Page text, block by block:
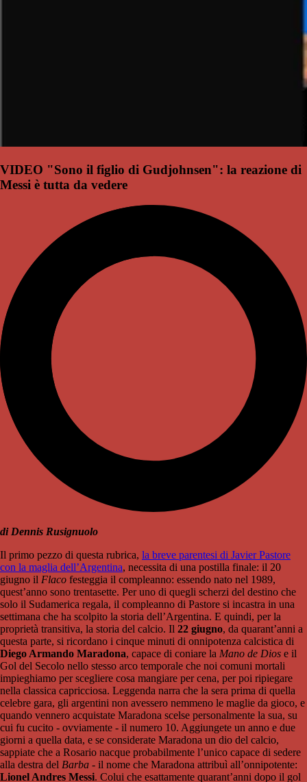
VIDEO "Sono il figlio di Gudjohnsen": la reazione di
Messi è tutta da vedere
di Dennis Rusignuolo
Il primo pezzo di questa rubrica, la breve parentesi di Javier Pastore
con la maglia dell’Argentina, necessita di una postilla finale: il 20
giugno il Flaco festeggia il compleanno: essendo nato nel 1989,
quest’anno sono trentasette. Per uno di quegli scherzi del destino che
solo il Sudamerica regala, il compleanno di Pastore si incastra in una
settimana che ha scolpito la storia dell’Argentina. E quindi, per la
proprietà transitiva, la storia del calcio. Il 22 giugno, da quarant’anni a
questa parte, si ricordano i cinque minuti di onnipotenza calcistica di
Diego Armando Maradona, capace di coniare la Mano de Dios e il
Gol del Secolo nello stesso arco temporale che noi comuni mortali
impieghiamo per scegliere cosa mangiare per cena, per poi ripiegare
nella classica capricciosa. Leggenda narra che la sera prima di quella
celebre gara, gli argentini non avessero nemmeno le maglie da gioco, e
quando vennero acquistate Maradona scelse personalmente la sua, su
cui fu cucito - ovviamente - il numero 10. Aggiungete un anno e due
giorni a quella data, e se considerate Maradona un dio del calcio,
sappiate che a Rosario nacque probabilmente l’unico capace di sedere
alla destra del Barba - il nome che Maradona attribuì all’onnipotente:
Lionel Andres Messi. Colui che esattamente quarant’anni dopo il gol